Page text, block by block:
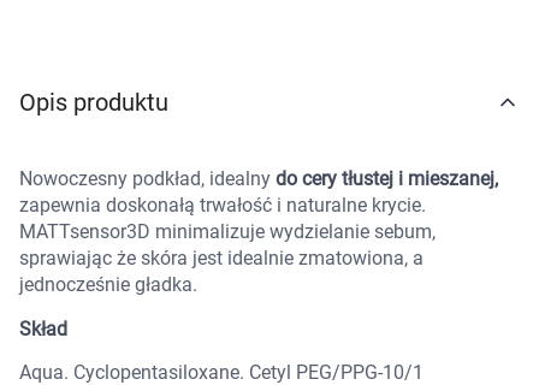
Marki
Opis produktu
Nowoczesny podkład, idealny do cery tłustej i mieszanej,
zapewnia doskonałą trwałość i naturalne krycie.
MATTsensor3D minimalizuje wydzielanie sebum,
sprawiając że skóra jest idealnie zmatowiona, a
jednocześnie gładka.
Skład
Aqua. Cyclopentasiloxane. Cetyl PEG/PPG-10/1